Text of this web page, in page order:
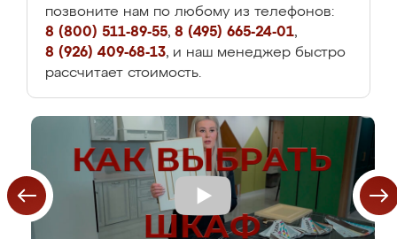
позвоните нам по любому из телефонов:
8 (800) 511-89-55, 8 (495) 665-24-01,
8 (926) 409-68-13, и наш менеджер быстро
рассчитает стоимость.